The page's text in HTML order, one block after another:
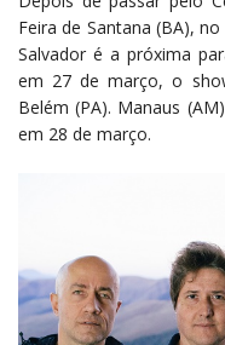
Feira de Santana (BA),
Salvador é a próxima
em 27 de março, o
Belém (PA). Manaus
em 28 de março.